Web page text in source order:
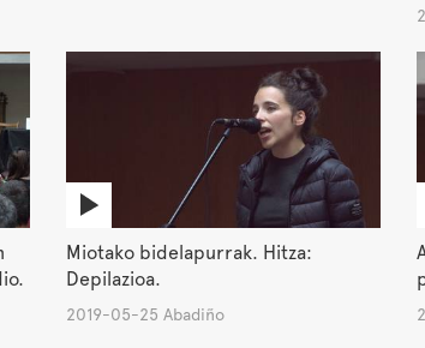
Miotako bidelapurrak. Hitza:
Depilazioa.
2019-05-25 Abadiño